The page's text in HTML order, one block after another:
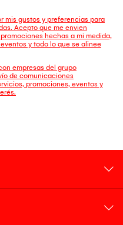
mis gustos y preferencias para
Acepto que me envien
hechas a mi medida,
y todo lo que se alinee
empresas del grupo
de comunicaciones
promociones, eventos y